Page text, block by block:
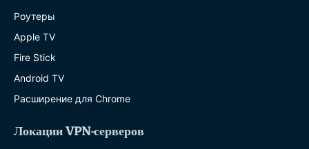
Роутеры
Apple TV
Fire Stick
Android TV
Расширение для Chrome
Локации VPN-серверов